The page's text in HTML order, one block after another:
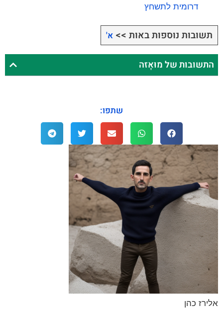
דרומית לתשחץ
תשובות נוספות באות >> א'
התשובות של מוּאָזה
שתפו:
אלירז כהן